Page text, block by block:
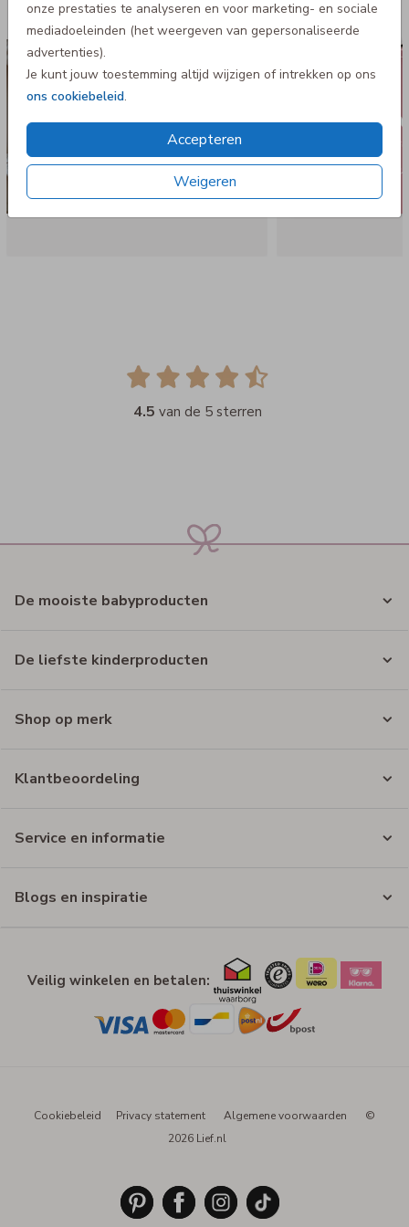
onze prestaties te analyseren en voor marketing- en sociale
mediadoeleinden (het weergeven van gepersonaliseerde
advertenties).
Je kunt jouw toestemming altijd wijzigen of intrekken op ons
ons cookiebeleid.
Accepteren
Weigeren
Kinderkoffertje
4.5 van de 5 sterren
De mooiste babyproducten
De liefste kinderproducten
Shop op merk
Klantbeoordeling
Service en informatie
Blogs en inspiratie
Veilig winkelen en betalen:
Cookiebeleid Privacy statement Algemene voorwaarden
©
2026 Lief.nl